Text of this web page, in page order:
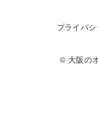
プライバ
© 大阪の